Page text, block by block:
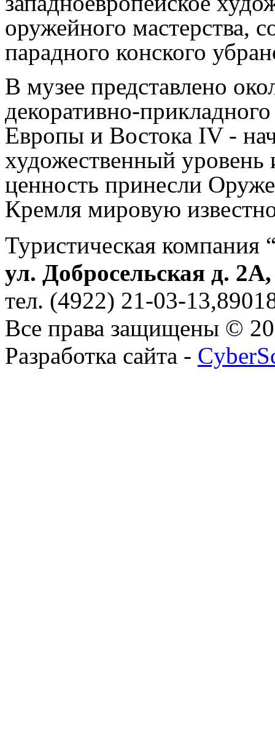
оружейного мастерства,
парадного конского
В музее представлено
декоративно-
Европы и Востока IV -
художественный уровень
ценность принесли
Кремля мировую
Туристическая компания
ул. Добросельская д.
тел. (4922) 21-03-
Все права защищены ©
Разработка сайта -